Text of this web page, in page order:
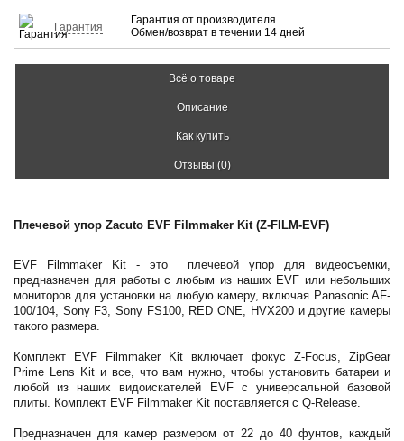
Гарантия
Гарантия от производителя
Обмен/возврат в течении 14 дней
Всё о товаре
Описание
Как купить
Отзывы (0)
Плечевой упор Zacuto EVF Filmmaker Kit (Z-FILM-EVF)
EVF Filmmaker Kit - это плечевой упор для видеосъемки,
предназначен для работы с любым из наших EVF или небольших
мониторов для установки на любую камеру, включая Panasonic AF-
100/104, Sony F3, Sony FS100, RED ONE, HVX200 и другие камеры
такого размера.
Комплект EVF Filmmaker Kit включает фокус Z-Focus, ZipGear
Prime Lens Kit и все, что вам нужно, чтобы установить батареи и
любой из наших видоискателей EVF с универсальной базовой
плиты. Комплект EVF Filmmaker Kit поставляется с Q-Release.
Предназначен для камер размером от 22 до 40 фунтов, каждый